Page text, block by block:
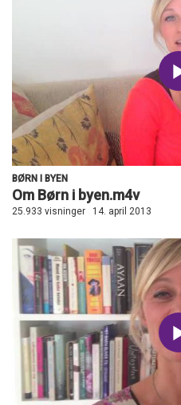
BØRN I BYEN
Om Børn i byen.m4v
25.933 visninger 14. april 2013